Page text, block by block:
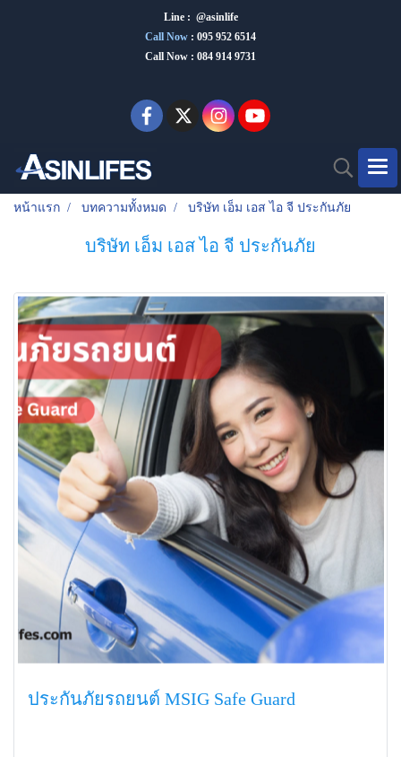
Line : @asinlife
Call Now : 095 952 6514
Call Now : 084 914 9731
หน้าแรก บทความทั้งหมด บริษัท เอ็ม เอส ไอ จี ประกันภัย
บริษัท เอ็ม เอส ไอ จี ประกันภัย
ประกันภัยรถยนต์ MSIG Safe Guard